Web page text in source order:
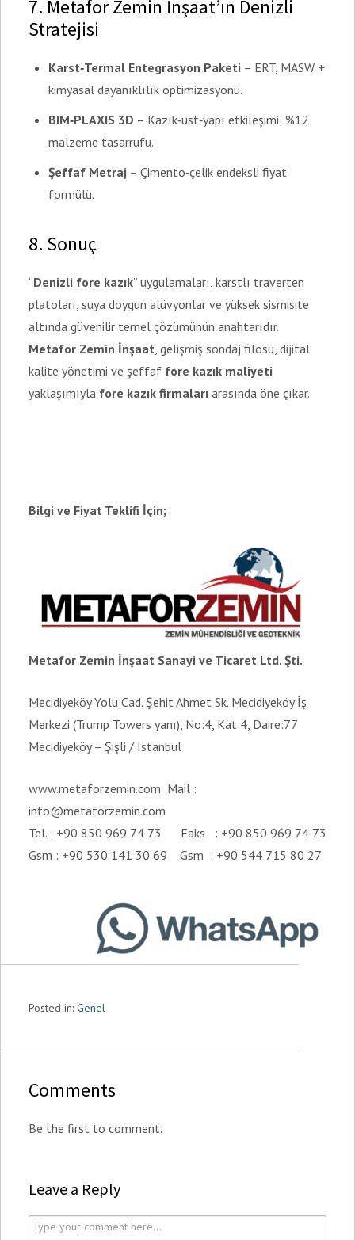
7. Metafor Zemin İnşaat’ın Denizli
Stratejisi
Karst‑Termal Entegrasyon Paketi – ERT, MASW +
kimyasal dayanıklılık optimizasyonu.
BIM‑PLAXIS 3D – Kazık‑üst‑yapı etkileşimi; %12
malzeme tasarrufu.
Şeffaf Metraj – Çimento‑çelik endeksli fiyat
formülü.
8. Sonuç
“Denizli fore kazık” uygulamaları, karstlı traverten
platoları, suya doygun alüvyonlar ve yüksek sismisite
altında güvenilir temel çözümünün anahtarıdır.
Metafor Zemin İnşaat, gelişmiş sondaj filosu, dijital
kalite yönetimi ve şeffaf fore kazık maliyeti
yaklaşımıyla fore kazık firmaları arasında öne çıkar.
Bilgi ve Fiyat Teklifi İçin;
Metafor Zemin İnşaat Sanayi ve Ticaret Ltd. Şti.
Mecidiyeköy Yolu Cad. Şehit Ahmet Sk. Mecidiyeköy İş
Merkezi (Trump Towers yanı), No:4, Kat:4, Daire:77
Mecidiyeköy – Şişli / Istanbul
www.metaforzemin.com Mail :
info@metaforzemin.com
Tel. : +90 850 969 74 73 Faks : +90 850 969 74 73
Gsm : +90 530 141 30 69 Gsm : +90 544 715 80 27
Posted in: Genel
Comments
Be the first to comment.
Leave a Reply